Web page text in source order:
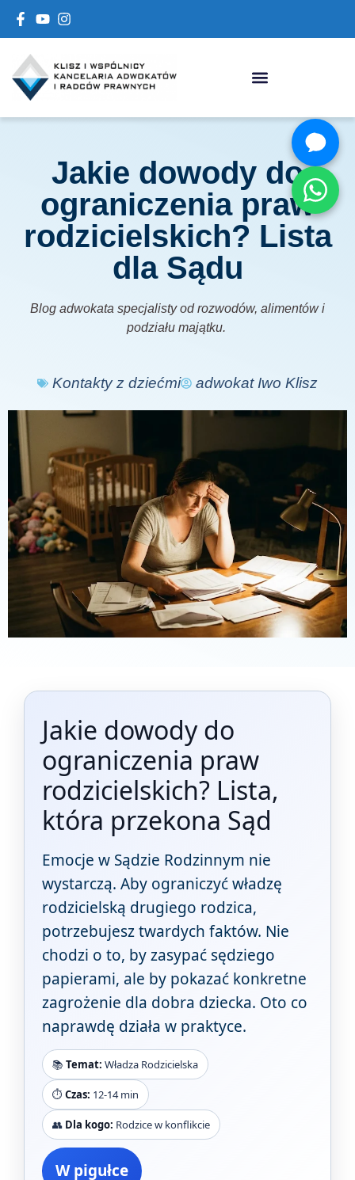
Jakie dowody do
ograniczenia praw
rodzicielskich? Lista
dla Sądu
Blog adwokata specjalisty od rozwodów, alimentów i
podziału majątku.
Kontakty z dziećmi adwokat Iwo Klisz
Jakie dowody do
ograniczenia praw
rodzicielskich? Lista,
która przekona Sąd
Emocje w Sądzie Rodzinnym nie
wystarczą. Aby ograniczyć władzę
rodzicielską drugiego rodzica,
potrzebujesz twardych faktów. Nie
chodzi o to, by zasypać sędziego
papierami, ale by pokazać konkretne
zagrożenie dla dobra dziecka. Oto co
naprawdę działa w praktyce.
📚Temat: Władza Rodzicielska
⏱️ Czas: 12-14 min
👥 Dla kogo: Rodzice w konflikcie
W pigułce